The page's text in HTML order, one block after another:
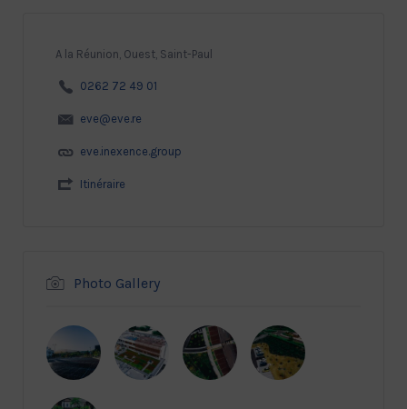
A la Réunion, Ouest, Saint-Paul
0262 72 49 01
eve@eve.re
eve.inexence.group
Itinéraire
Photo Gallery